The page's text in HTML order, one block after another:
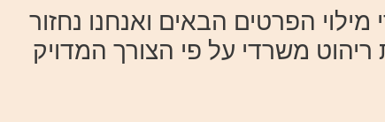
הפרטים הבאים ואנחנו נחזור
משרדי על פי הצורך המדויק